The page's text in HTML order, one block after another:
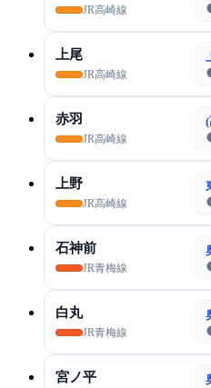
JR高崎線
上尾
JR高崎線
赤羽
JR高崎線
上野
JR高崎線
石神前
JR青梅線
白丸
JR青梅線
宮ノ平